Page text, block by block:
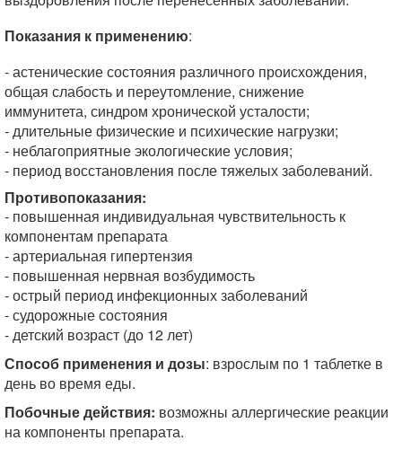
Показания к применению:
- астенические состояния различного происхождения,
общая слабость и переутомление, снижение
иммунитета, синдром хронической усталости;
- длительные физические и психические нагрузки;
- неблагоприятные экологические условия;
- период восстановления после тяжелых заболеваний.
Противопоказания:
- повышенная индивидуальная чувствительность к
компонентам препарата
- артериальная гипертензия
- повышенная нервная возбудимость
- острый период инфекционных заболеваний
- судорожные состояния
- детский возраст (до 12 лет)
Способ применения и дозы: взрослым по 1 таблетке в
день во время еды.
Побочные действия: возможны аллергические реакции
на компоненты препарата.